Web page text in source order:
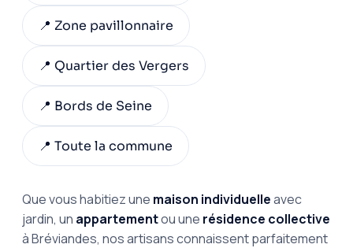
📍 Zone pavillonnaire
📍 Quartier des Vergers
📍 Bords de Seine
📍 Toute la commune
Que vous habitiez une maison individuelleavec
jardin, un appartementou une résidence collective
à Bréviandes, nos artisans connaissent parfaitement